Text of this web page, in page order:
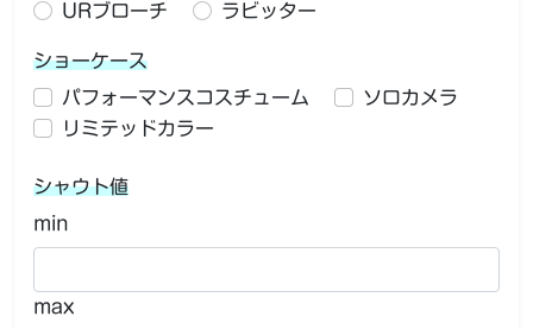
URブローチ
ラビッター
ショーケース
パフォーマンスコスチューム
ソロカメラ
リミテッドカラー
シャウト値
min
max